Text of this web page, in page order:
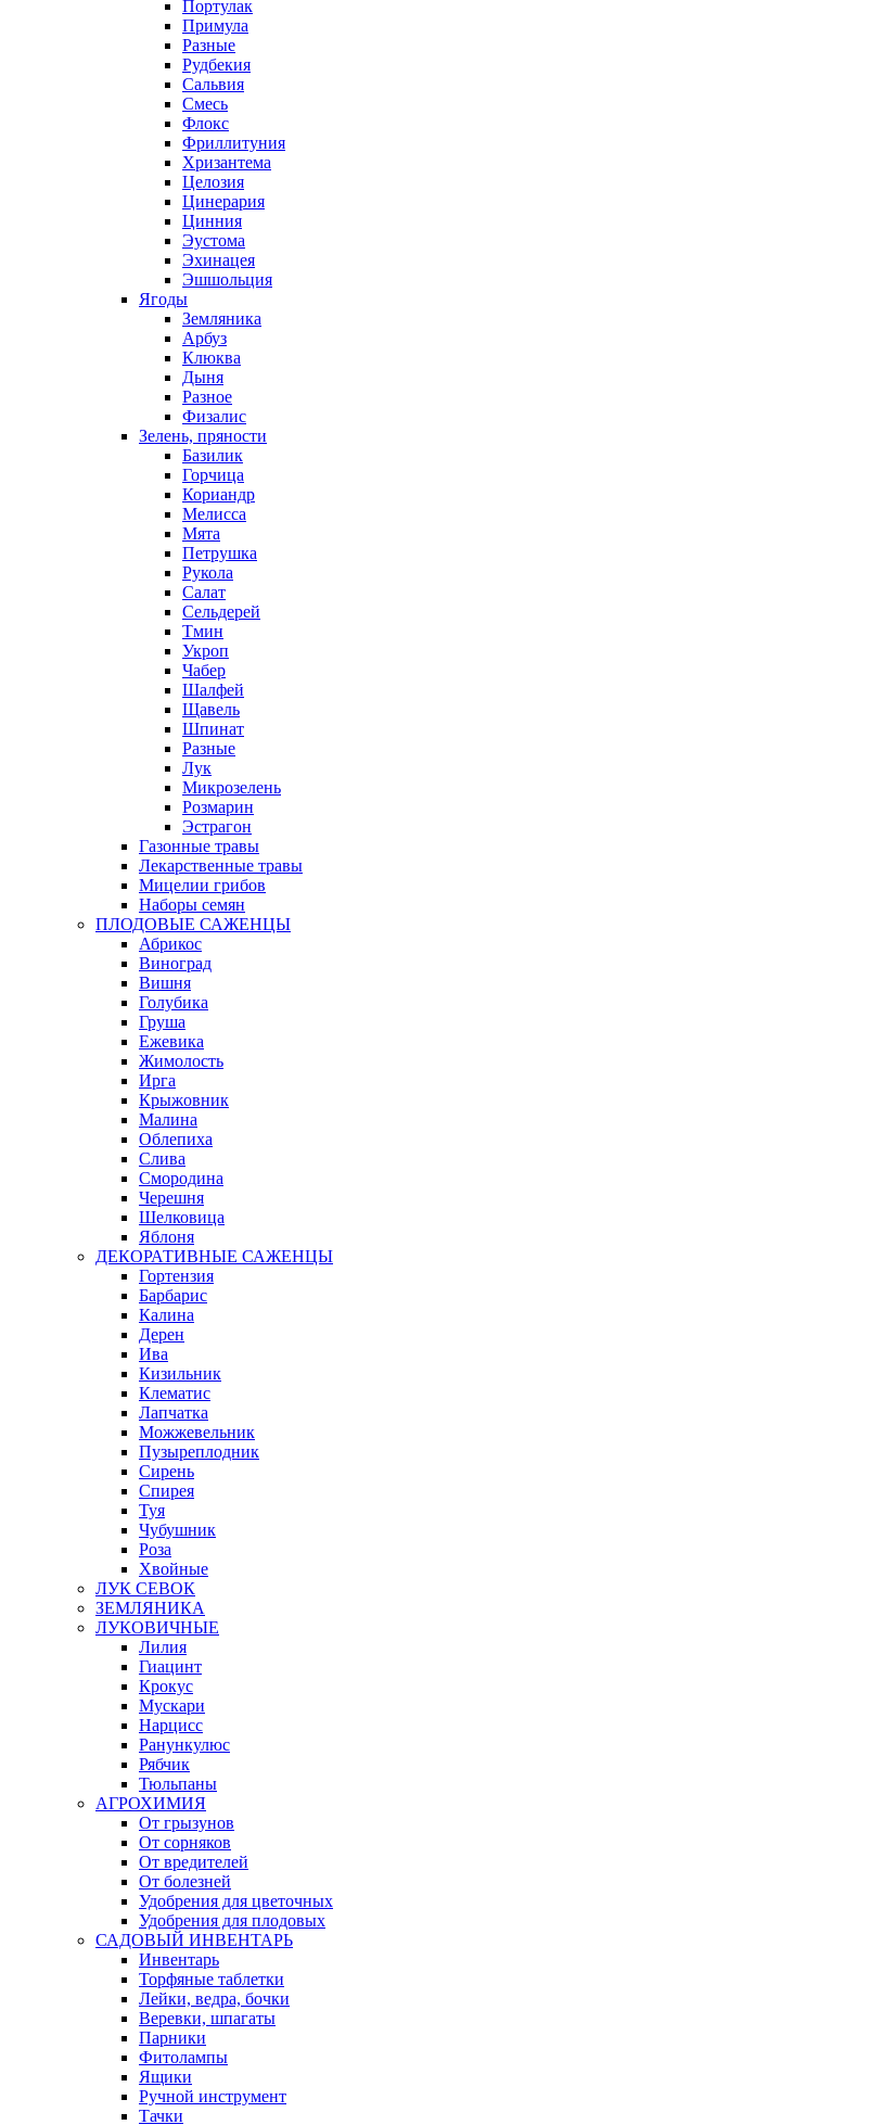
Портулак
Примула
Разные
Рудбекия
Сальвия
Смесь
Флокс
Фриллитуния
Хризантема
Целозия
Цинерария
Цинния
Эустома
Эхинацея
Эшшольция
Ягоды
Земляника
Арбуз
Клюква
Дыня
Разное
Физалис
Зелень, пряности
Базилик
Горчица
Кориандр
Мелисса
Мята
Петрушка
Рукола
Салат
Сельдерей
Тмин
Укроп
Чабер
Шалфей
Щавель
Шпинат
Разные
Лук
Микрозелень
Розмарин
Эстрагон
Газонные травы
Лекарственные травы
Мицелии грибов
Наборы семян
ПЛОДОВЫЕ САЖЕНЦЫ
Абрикос
Виноград
Вишня
Голубика
Груша
Ежевика
Жимолость
Ирга
Крыжовник
Малина
Облепиха
Слива
Смородина
Черешня
Шелковица
Яблоня
ДЕКОРАТИВНЫЕ САЖЕНЦЫ
Гортензия
Барбарис
Калина
Дерен
Ива
Кизильник
Клематис
Лапчатка
Можжевельник
Пузыреплодник
Сирень
Спирея
Туя
Чубушник
Роза
Хвойные
ЛУК СЕВОК
ЗЕМЛЯНИКА
ЛУКОВИЧНЫЕ
Лилия
Гиацинт
Крокус
Мускари
Нарцисс
Ранункулюс
Рябчик
Тюльпаны
АГРОХИМИЯ
От грызунов
От сорняков
От вредителей
От болезней
Удобрения для цветочных
Удобрения для плодовых
САДОВЫЙ ИНВЕНТАРЬ
Инвентарь
Торфяные таблетки
Лейки, ведра, бочки
Веревки, шпагаты
Парники
Фитолампы
Ящики
Ручной инструмент
Тачки